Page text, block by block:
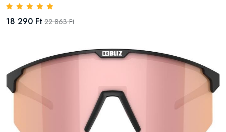
18 290 Ft 22 863 Ft